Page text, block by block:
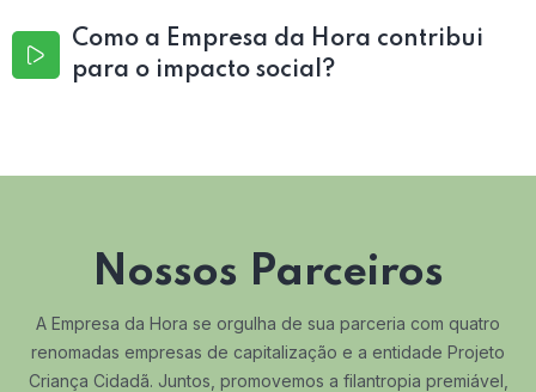
Como a Empresa da Hora contribui
para o impacto social?
Nossos Parceiros
A Empresa da Hora se orgulha de sua parceria com quatro
renomadas empresas de capitalização e a entidade Projeto
Criança Cidadã. Juntos, promovemos a filantropia premiável,